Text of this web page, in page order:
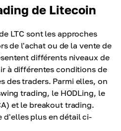
de Litecoin
LTC sont les approches
de l'achat ou de la vente de
différents niveaux de
à différentes conditions de
des traders. Parmi elles, on
trading, le HODLing, le
et le breakout trading.
d'elles plus en détail ci-